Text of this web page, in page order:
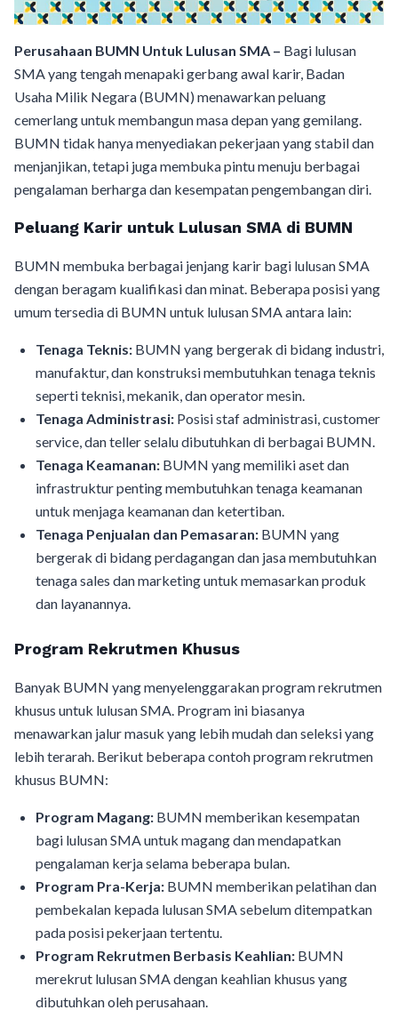
Perusahaan BUMN Untuk Lulusan SMA – Bagi lulusan
SMA yang tengah menapaki gerbang awal karir, Badan
Usaha Milik Negara (BUMN) menawarkan peluang
cemerlang untuk membangun masa depan yang gemilang.
BUMN tidak hanya menyediakan pekerjaan yang stabil dan
menjanjikan, tetapi juga membuka pintu menuju berbagai
pengalaman berharga dan kesempatan pengembangan diri.
Peluang Karir untuk Lulusan SMA di BUMN
BUMN membuka berbagai jenjang karir bagi lulusan SMA
dengan beragam kualifikasi dan minat. Beberapa posisi yang
umum tersedia di BUMN untuk lulusan SMA antara lain:
Tenaga Teknis: BUMN yang bergerak di bidang industri,
manufaktur, dan konstruksi membutuhkan tenaga teknis
seperti teknisi, mekanik, dan operator mesin.
Tenaga Administrasi: Posisi staf administrasi, customer
service, dan teller selalu dibutuhkan di berbagai BUMN.
Tenaga Keamanan: BUMN yang memiliki aset dan
infrastruktur penting membutuhkan tenaga keamanan
untuk menjaga keamanan dan ketertiban.
Tenaga Penjualan dan Pemasaran: BUMN yang
bergerak di bidang perdagangan dan jasa membutuhkan
tenaga sales dan marketing untuk memasarkan produk
dan layanannya.
Program Rekrutmen Khusus
Banyak BUMN yang menyelenggarakan program rekrutmen
khusus untuk lulusan SMA. Program ini biasanya
menawarkan jalur masuk yang lebih mudah dan seleksi yang
lebih terarah. Berikut beberapa contoh program rekrutmen
khusus BUMN:
Program Magang: BUMN memberikan kesempatan
bagi lulusan SMA untuk magang dan mendapatkan
pengalaman kerja selama beberapa bulan.
Program Pra-Kerja: BUMN memberikan pelatihan dan
pembekalan kepada lulusan SMA sebelum ditempatkan
pada posisi pekerjaan tertentu.
Program Rekrutmen Berbasis Keahlian: BUMN
merekrut lulusan SMA dengan keahlian khusus yang
dibutuhkan oleh perusahaan.